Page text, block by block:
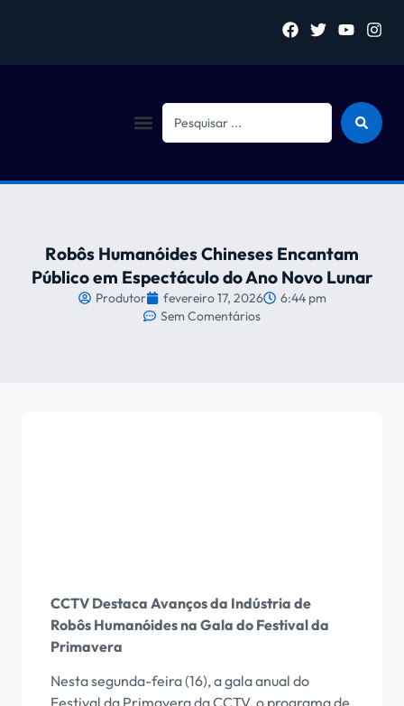
Robôs Humanóides Chineses Encantam
Público em Espectáculo do Ano Novo Lunar
Produtor fevereiro 17, 2026
6:44 pm
Sem Comentários
CCTV Destaca Avanços da Indústria de
Robôs Humanóides na Gala do Festival da
Primavera
Nesta segunda-feira (16), a gala anual do